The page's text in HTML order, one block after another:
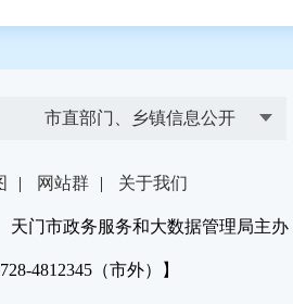
市直部门、乡镇信息公开
| 网站群 | 关于我们
门市政务服务和大数据管理局主办
4812345（市外）】